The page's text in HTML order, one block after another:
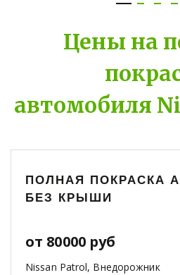
Цены на
автомобиля
ПОЛНАЯ ПОКРАСКА
БЕЗ КРЫШИ
от 80000 руб
Nissan Patrol, Внедорожник